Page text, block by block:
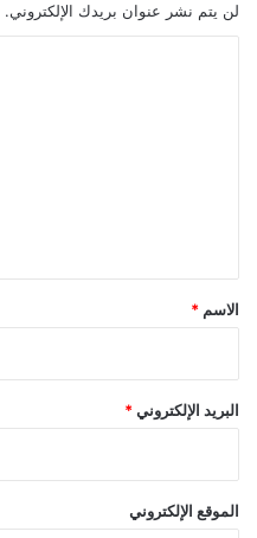
لن يتم نشر عنوان بريدك الإلكتروني.
*
الاسم *
البريد الإلكتروني *
الموقع الإلكتروني